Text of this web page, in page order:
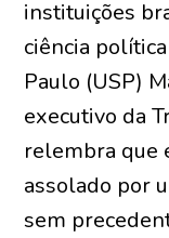
instituições
ciência
Paulo (USP)
executivo da
relembra que
assolado por
sem